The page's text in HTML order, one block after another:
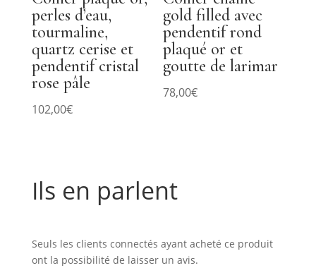
perles d’eau,
tourmaline,
quartz cerise et
pendentif cristal
rose pâle
102,00€
gold filled avec
pendentif rond
plaqué or et
goutte de larimar
78,00€
Ils en parlent
Seuls les clients connectés ayant acheté ce produit
ont la possibilité de laisser un avis.